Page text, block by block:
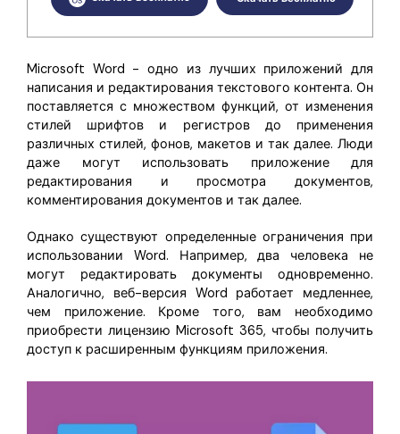
Новый PDFelement 12умнее, быстрее,
проще
От AI-функций до пакетных инструментов: новый
Скачать бесплатно
Скрыть фрагменты PDFНовый
PDF OCR
Извлечение данных из PDF
Защита PDF паролем
Поделиться PDF
Комплексные решения
IT-служба
Юриспруденция
Здравоохранение
Сообщество ВКонтакте
Канал Яндекс Дзен
Microsoft Word - одно из лучших приложений для
написания и редактирования текстового контента. Он
поставляется с множеством функций, от изменения
стилей шрифтов и регистров до применения
различных стилей, фонов, макетов и так далее. Люди
даже могут использовать приложение для
редактирования и просмотра документов,
комментирования документов и так далее.
Однако существуют определенные ограничения при
использовании Word. Например, два человека не
могут редактировать документы одновременно.
Аналогично, веб-версия Word работает медленнее,
чем приложение. Кроме того, вам необходимо
приобрести лицензию Microsoft 365, чтобы получить
доступ к расширенным функциям приложения.